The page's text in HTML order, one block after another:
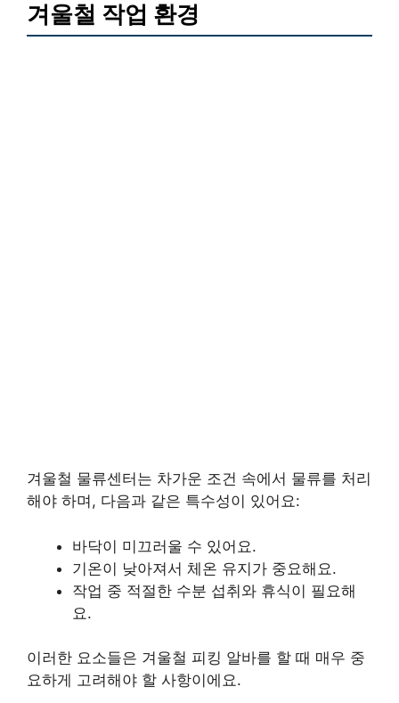
겨울철 작업 환경
겨울철 물류센터는 차가운 조건 속에서 물류를 처리
해야 하며, 다음과 같은 특수성이 있어요:
바닥이 미끄러울 수 있어요.
기온이 낮아져서 체온 유지가 중요해요.
작업 중 적절한 수분 섭취와 휴식이 필요해
요.
이러한 요소들은 겨울철 피킹 알바를 할 때 매우 중
요하게 고려해야 할 사항이에요.